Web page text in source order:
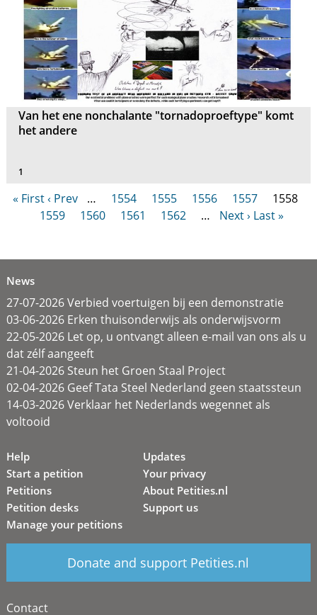
Van het ene nonchalante "tornadoproeftype" komt
het andere
1
« First‹ Prev … 1554 1555 1556 1557
1558
1559
1560 1561 1562 … Next › Last »
News
27-07-2026 Verbied voertuigen bij een demonstratie
03-06-2026 Erken thuisonderwijs als onderwijsvorm
22-05-2026 Let op, u ontvangt alleen e-mail van ons als u
dat zélf aangeeft
21-04-2026 Steun het Groen Staal Project
02-04-2026 Geef Tata Steel Nederland geen staatssteun
14-03-2026 Verklaar het Nederlands wegennet als
voltooid
Help
Start a petition
Petitions
Petition desks
Manage your petitions
Updates
Your privacy
About Petities.nl
Support us
Donate and support Petities.nl
Contact